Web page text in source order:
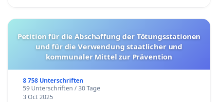
Petition für die Abschaffung der Tötungsstationen
und für die Verwendung staatlicher und
kommunaler Mittel zur Prävention
8 758 Unterschriften
59 Unterschriften / 30 Tage
3 Oct 2025